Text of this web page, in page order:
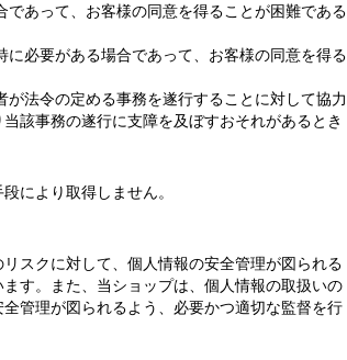
であって、お客様の同意を得ることが困難である
に必要がある場合であって、お客様の同意を得る
が法令の定める事務を遂行することに対して協力
該事務の遂行に支障を及ぼすおそれがあるとき
により取得しません。
スクに対して、個人情報の安全管理が図られる
す。また、当ショップは、個人情報の取扱いの
管理が図られるよう、必要かつ適切な監督を行